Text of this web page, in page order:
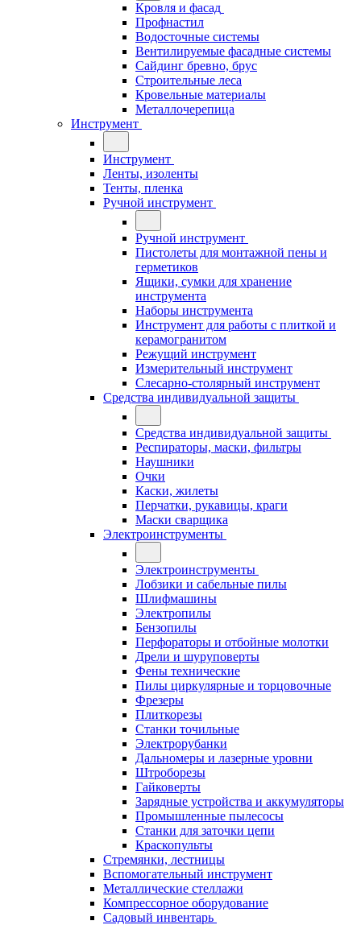
Кровля и фасад
Профнастил
Водосточные системы
Вентилируемые фасадные системы
Сайдинг бревно, брус
Строительные леса
Кровельные материалы
Металлочерепица
Инструмент
Инструмент
Ленты, изоленты
Тенты, пленка
Ручной инструмент
Ручной инструмент
Пистолеты для монтажной пены и
герметиков
Ящики, сумки для хранение
инструмента
Наборы инструмента
Инструмент для работы с плиткой и
керамогранитом
Режущий инструмент
Измерительный инструмент
Слесарно-столярный инструмент
Средства индивидуальной защиты
Средства индивидуальной защиты
Респираторы, маски, фильтры
Наушники
Очки
Каски, жилеты
Перчатки, рукавицы, краги
Маски сварщика
Электроинструменты
Электроинструменты
Лобзики и сабельные пилы
Шлифмашины
Электропилы
Бензопилы
Перфораторы и отбойные молотки
Дрели и шуруповерты
Фены технические
Пилы циркулярные и торцовочные
Фрезеры
Плиткорезы
Станки точильные
Электрорубанки
Дальномеры и лазерные уровни
Штроборезы
Гайковерты
Зарядные устройства и аккумуляторы
Промышленные пылесосы
Станки для заточки цепи
Краскопульты
Стремянки, лестницы
Вспомогательный инструмент
Металлические стеллажи
Компрессорное оборудование
Садовый инвентарь